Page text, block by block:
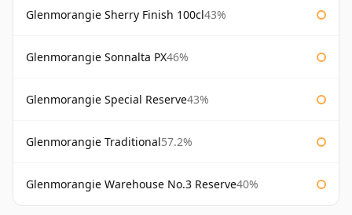
Glenmorangie Sherry Finish 100cl43%
Glenmorangie Sonnalta PX46%
Glenmorangie Special Reserve43%
Glenmorangie Traditional57.2%
Glenmorangie Warehouse No.3 Reserve40%